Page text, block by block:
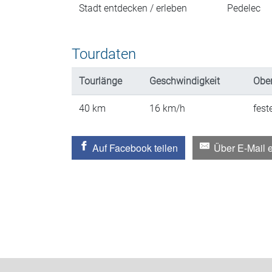
Stadt entdecken / erleben Pedelec
Tourdaten
Tourlänge Geschwindigkeit
40 km 16 km/h
Auf Facebook teilen Über E-Mail